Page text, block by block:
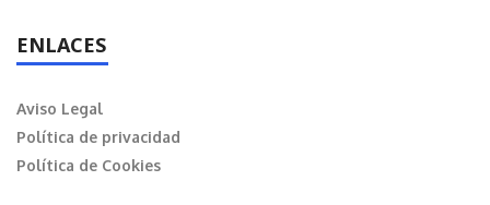
ENLACES
Aviso Legal
Política de privacidad
Política de Cookies